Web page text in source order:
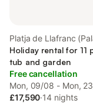
Platja de Llafranc
Palafrugell
Holiday rental for 11
tub and garden
Free cancellation
Mon, 09/08 - Mon,
£17,590·14 nights